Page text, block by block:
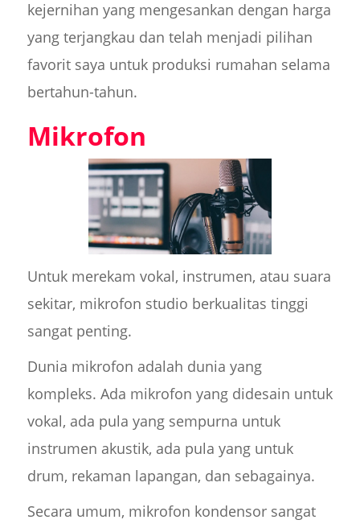
kejernihan yang mengesankan dengan harga
yang terjangkau dan telah menjadi pilihan
favorit saya untuk produksi rumahan selama
bertahun-tahun.
Mikrofon
Untuk merekam vokal, instrumen, atau suara
sekitar, mikrofon studio berkualitas tinggi
sangat penting.
Dunia mikrofon adalah dunia yang
kompleks. Ada mikrofon yang didesain untuk
vokal, ada pula yang sempurna untuk
instrumen akustik, ada pula yang untuk
drum, rekaman lapangan, dan sebagainya.
Secara umum, mikrofon kondensor sangat